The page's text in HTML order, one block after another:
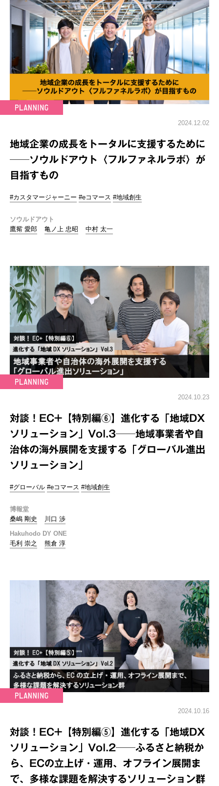
2024.12.02
地域企業の成長をトータルに支援するために
──ソウルドアウト〈フルファネルラボ〉が
目指すもの
#カスタマージャーニー #eコマース #地域創生
ソウルドアウト
鷹觜 愛郎
亀ノ上 忠昭 中村 太一
2024.10.23
対談！EC+【特別編⑥】進化する「地域DX
ソリューション」Vol.3──地域事業者や自
治体の海外展開を支援する「グローバル進出
ソリューション」
#グローバル #eコマース #地域創生
博報堂
桑嶋 剛史
川口 渉
Hakuhodo DY ONE
毛利 崇之
熊倉 淳
2024.10.16
対談！EC+【特別編⑤】進化する「地域DX
ソリューション」Vol.2──ふるさと納税か
ら、ECの立上げ・運用、オフライン展開ま
で、多様な課題を解決するソリューション群